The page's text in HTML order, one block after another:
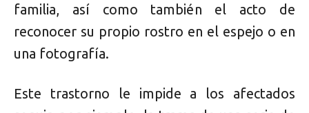
familia, así como también el acto de
reconocer su propio rostro en el espejo o en
una fotografía.
Este trastorno le impide a los afectados